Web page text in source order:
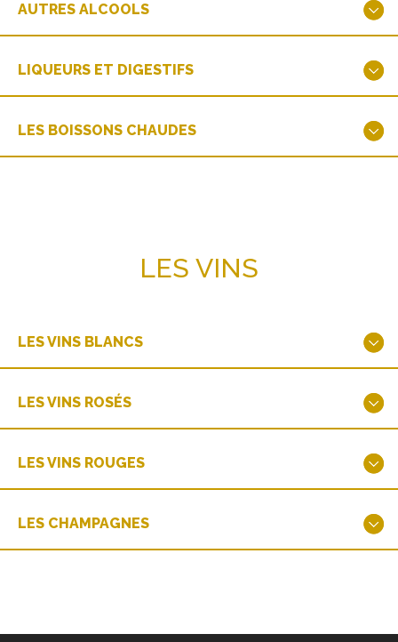
AUTRES ALCOOLS
LIQUEURS ET DIGESTIFS
LES BOISSONS CHAUDES
LES VINS
LES VINS BLANCS
LES VINS ROSÉS
LES VINS ROUGES
LES CHAMPAGNES